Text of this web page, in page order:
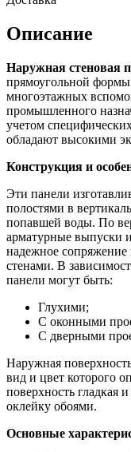
Описание
Наружная стеновая
прямоугольной формы
многоэтажных
промышленного
учетом
обладают высокими
Конструкция и
Эти панели
полостями в
попавшей воды. По
арматурные выпуски
надежное
стенами. В
панели могут быть:
Глухими;
С оконными
С дверными
Наружная
вид и цвет которого
поверхность гладкая
оклейку обоями.
Основные